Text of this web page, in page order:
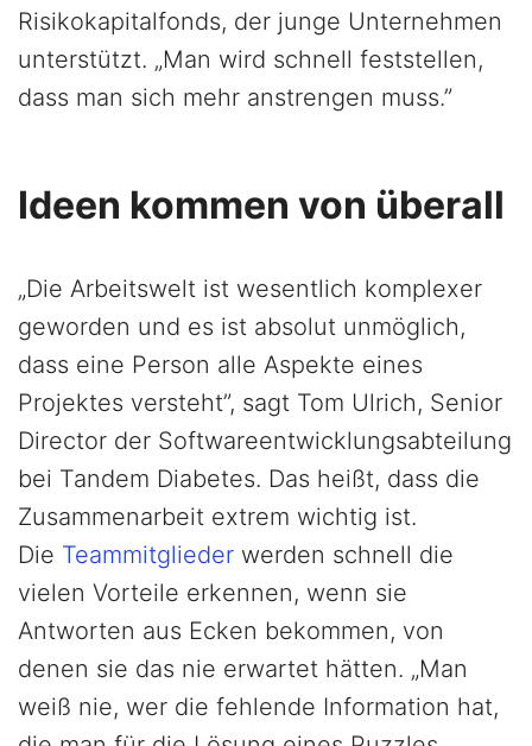
Risikokapitalfonds, der junge Unternehmen
unterstützt. „Man wird schnell feststellen,
dass man sich mehr anstrengen muss.”
Ideen kommen von überall
„Die Arbeitswelt ist wesentlich komplexer
geworden und es ist absolut unmöglich,
dass eine Person alle Aspekte eines
Projektes versteht”, sagt Tom Ulrich, Senior
Director der Softwareentwicklungsabteilung
bei Tandem Diabetes. Das heißt, dass die
Zusammenarbeit extrem wichtig ist.
Die Teammitglieder werden schnell die
vielen Vorteile erkennen, wenn sie
Antworten aus Ecken bekommen, von
denen sie das nie erwartet hätten. „Man
weiß nie, wer die fehlende Information hat,